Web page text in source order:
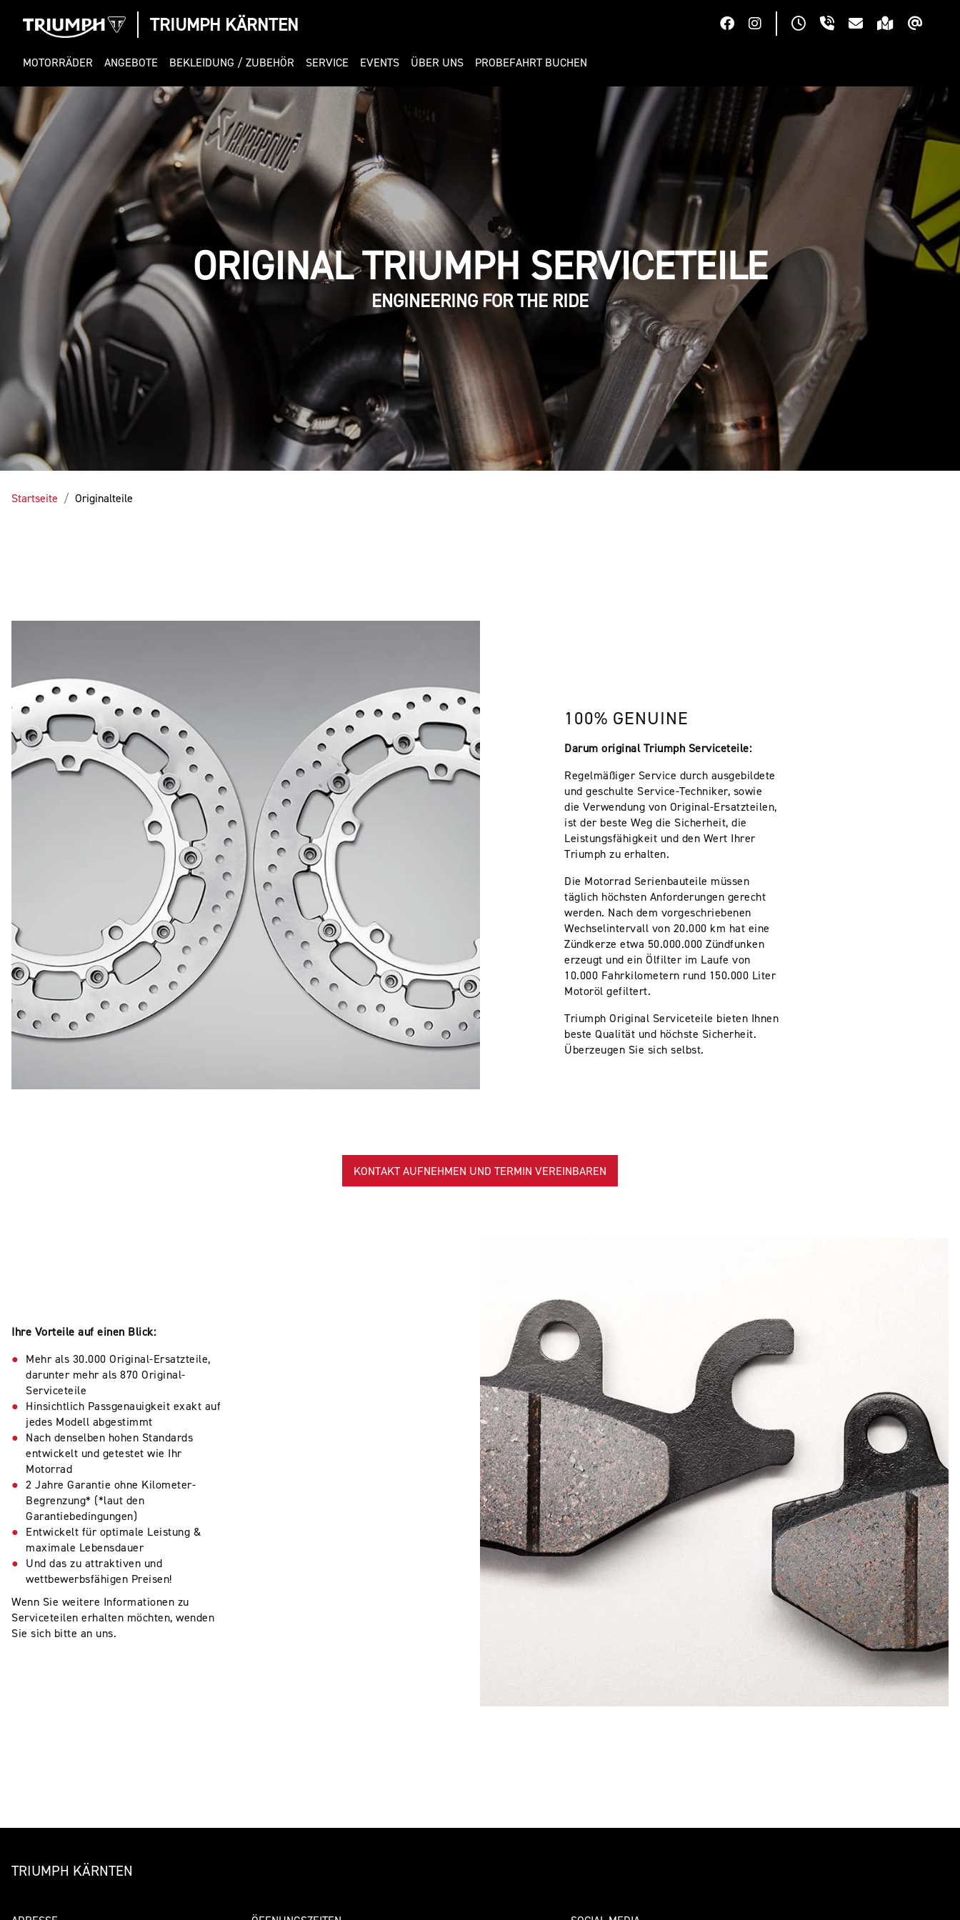
TRIUMPH KÄRNTEN
MOTORRÄDER ANGEBOTE BEKLEIDUNG / ZUBEHÖR SERVICE EVENTS ÜBER UNS PROBEFAHRT BUCHEN
ORIGINAL TRIUMPH SERVICETEILE
ENGINEERING FOR THE RIDE
Startseite Originalteile
100% GENUINE
Darum original Triumph Serviceteile:
Regelmäßiger Service durch ausgebildete
und geschulte Service-Techniker, sowie
die Verwendung von Original-Ersatzteilen,
ist der beste Weg die Sicherheit, die
Leistungsfähigkeit und den Wert Ihrer
Triumph zu erhalten.
Die Motorrad Serienbauteile müssen
täglich höchsten Anforderungen gerecht
werden. Nach dem vorgeschriebenen
Wechselintervall von 20.000 km hat eine
Zündkerze etwa 50.000.000 Zündfunken
erzeugt und ein Ölfilter im Laufe von
10.000 Fahrkilometern rund 150.000 Liter
Motoröl gefiltert.
Triumph Original Serviceteile bieten Ihnen
beste Qualität und höchste Sicherheit.
Überzeugen Sie sich selbst.
KONTAKT AUFNEHMEN UND TERMIN VEREINBAREN
Ihre Vorteile auf einen Blick:
Mehr als 30.000 Original-Ersatzteile,
darunter mehr als 870 Original-
Serviceteile
Hinsichtlich Passgenauigkeit exakt auf
jedes Modell abgestimmt
Nach denselben hohen Standards
entwickelt und getestet wie Ihr
Motorrad
2 Jahre Garantie ohne Kilometer-
Begrenzung* (*laut den
Garantiebedingungen)
Entwickelt für optimale Leistung &
maximale Lebensdauer
Und das zu attraktiven und
wettbewerbsfähigen Preisen!
Wenn Sie weitere Informationen zu
Serviceteilen erhalten möchten, wenden
Sie sich bitte an uns.
TRIUMPH KÄRNTEN